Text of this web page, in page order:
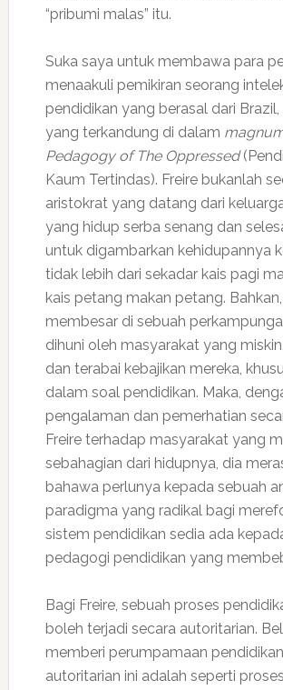
“pribumi malas” itu.
Suka saya untuk membawa para
menaakuli pemikiran seorang
pendidikan yang berasal dari Brazil,
yang terkandung di dalam
Pedagogy of The Oppressed
Kaum Tertindas). Freire bukanlah
aristokrat yang datang dari
yang hidup serba senang dan
untuk digambarkan kehidupannya
tidak lebih dari sekadar kais pagi
kais petang makan petang.
membesar di sebuah
dihuni oleh masyarakat yang
dan terabai kebajikan mereka,
dalam soal pendidikan. Maka,
pengalaman dan pemerhatian
Freire terhadap masyarakat yang
sebahagian dari hidupnya, dia
bahawa perlunya kepada sebuah
paradigma yang radikal bagi
sistem pendidikan sedia ada
pedagogi pendidikan yang
Bagi Freire, sebuah proses
boleh terjadi secara autoritarian.
memberi perumpamaan
autoritarian ini adalah seperti